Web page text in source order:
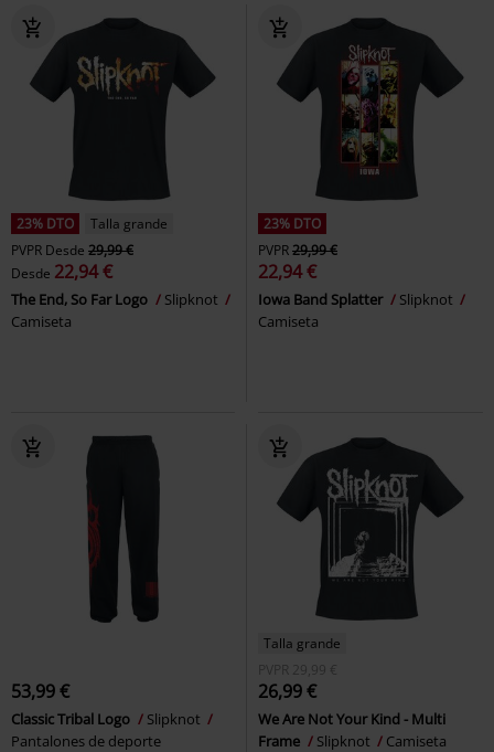
23% DTO
Talla grande
PVPR Desde 29,99 €
Desde 22,94 €
The End, So Far Logo
Slipknot
Camiseta
23% DTO
PVPR29,99 €
22,94 €
Iowa Band Splatter
Slipknot
Camiseta
53,99 €
Classic Tribal Logo
Slipknot
Pantalones de deporte
Talla grande
PVPR 29,99 €
26,99 €
We Are Not Your Kind - Multi
Frame
Slipknot Camiseta